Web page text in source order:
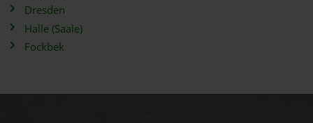
Dresden
Halle (Saale)
Fockbek